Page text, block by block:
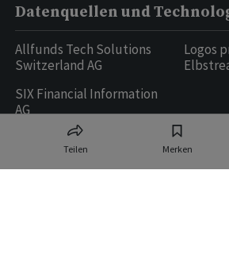
Teilen Merken
Datenquellen und
Allfunds Tech Solutions
Switzerland AG
SIX Financial Information
AG
Logos
Ringier AG | Ringier Medien